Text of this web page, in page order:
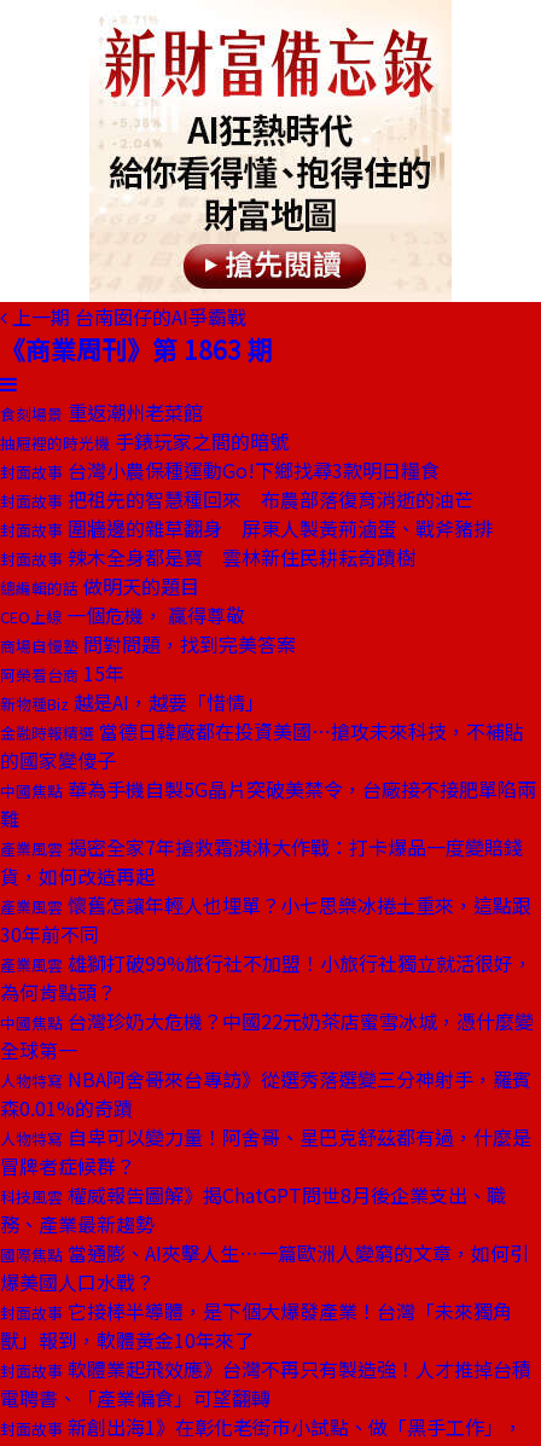
上一期 台南囡仔的AI爭霸戰
《商業周刊》第 1863 期
食刻場景 重返潮州老菜館
抽屜裡的時光機 手錶玩家之間的暗號
封面故事 台灣小農保種運動Go!下鄉找尋3款明日糧食
封面故事 把祖先的智慧種回來 布農部落復育消逝的油芒
封面故事 圍牆邊的雜草翻身 屏東人製黃荊滷蛋、戰斧豬排
封面故事 辣木全身都是寶 雲林新住民耕耘奇蹟樹
總編輯的話 做明天的題目
CEO上線 一個危機， 贏得尊敬
商場自慢塾 問對問題，找到完美答案
阿榮看台商 15年
新物種Biz 越是AI，越要「惜情」
金融時報精選 當德日韓廠都在投資美國⋯搶攻未來科技，不補貼
的國家變傻子
中國焦點 華為手機自製5G晶片突破美禁令，台廠接不接肥單陷兩
難
產業風雲 揭密全家7年搶救霜淇淋大作戰：打卡爆品一度變賠錢
貨，如何改造再起
產業風雲 懷舊怎讓年輕人也埋單？小七思樂冰捲土重來，這點跟
30年前不同
產業風雲 雄獅打破99%旅行社不加盟！小旅行社獨立就活很好，
為何肯點頭？
中國焦點 台灣珍奶大危機？中國22元奶茶店蜜雪冰城，憑什麼變
全球第一
人物特寫 NBA阿舍哥來台專訪》從選秀落選變三分神射手，羅賓
森0.01%的奇蹟
人物特寫 自卑可以變力量！阿舍哥、星巴克舒茲都有過，什麼是
冒牌者症候群？
科技風雲 權威報告圖解》揭ChatGPT問世8月後企業支出、職
務、產業最新趨勢
國際焦點 當通膨、AI夾擊人生⋯一篇歐洲人變窮的文章，如何引
爆美國人口水戰？
封面故事 它接棒半導體，是下個大爆發產業！台灣「未來獨角
獸」報到，軟體黃金10年來了
封面故事 軟體業起飛效應》台灣不再只有製造強！人才推掉台積
電聘書、「產業偏食」可望翻轉
封面故事 新創出海1》在彰化老街市小試點、做「黑手工作」，